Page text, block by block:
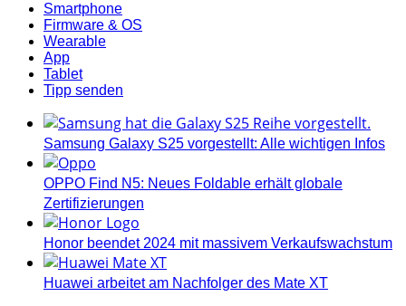
Smartphone
Firmware & OS
Wearable
App
Tablet
Tipp senden
Samsung Galaxy S25 vorgestellt: Alle wichtigen Infos
OPPO Find N5: Neues Foldable erhält globale
Zertifizierungen
Honor beendet 2024 mit massivem Verkaufswachstum
Huawei arbeitet am Nachfolger des Mate XT